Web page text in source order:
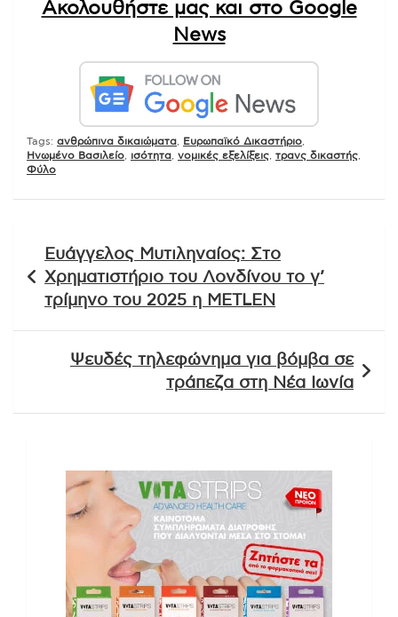
Ακολουθήστε μας και στο Google
News
Tags: ανθρώπινα δικαιώματα Ευρωπαϊκό Δικαστήριο
Ηνωμένο Βασιλείο
ισότητα νομικές εξελίξεις τρανς δικαστής
Φύλο
άρθρων
Ευάγγελος Μυτιληναίος: Στο
Χρηματιστήριο του Λονδίνου το γ’
τρίμηνο του 2025 η METLEN
Ψευδές τηλεφώνημα για βόμβα σε
τράπεζα στη Νέα Ιωνία